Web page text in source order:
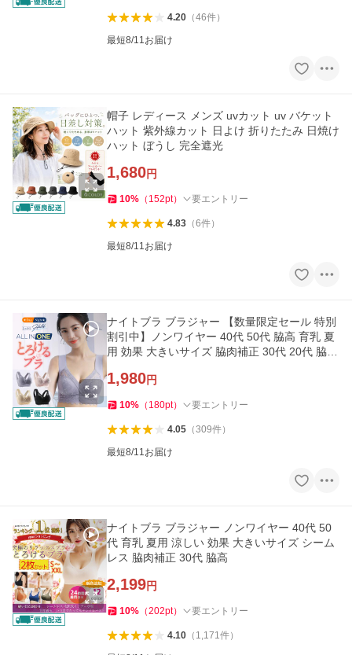
4.20（46件）
最短8/11お届け
帽子 レディース メンズ uvカット uv バケット
ハット 紫外線カット 日よけ 折りたたみ 日焼け
ハット ぼうし 完全遮光
1,680円
10% （ 152pt） 要エントリー
4.83（6件）
最短8/11お届け
ナイトブラ ブラジャー 【数量限定セール 特別
割引中】ノンワイヤー 40代 50代 脇高 育乳 夏
用 効果 大きいサイズ 脇肉補正 30代 20代 脇高
1,980円
10% （ 180pt） 要エントリー
4.05（309件）
最短8/11お届け
ナイトブラ ブラジャー ノンワイヤー 40代 50
代 育乳 夏用 涼しい 効果 大きいサイズ シーム
レス 脇肉補正 30代 脇高
2,199円
10% （202pt） 要エントリー
4.10（ 1,171件）